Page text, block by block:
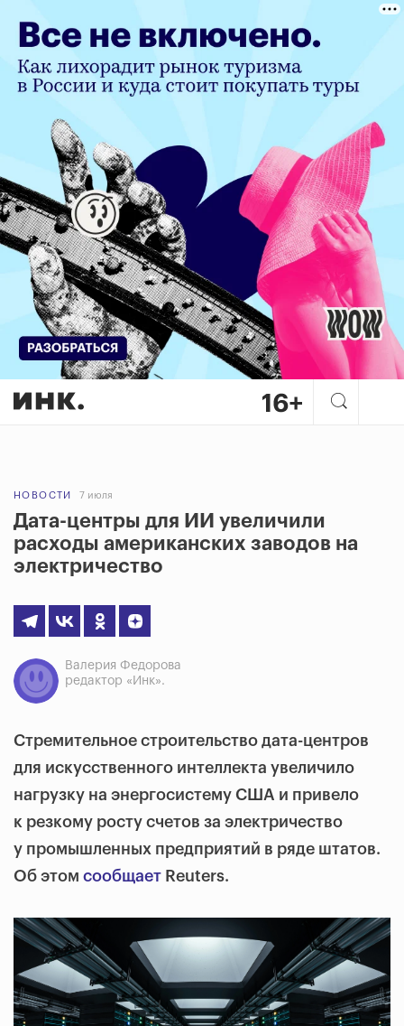
НОВОСТИ 7 июля
Дата-центры для ИИ увеличили
расходы американских заводов на
электричество
Валерия Федорова
редактор «Инк».
Стремительное строительство дата-центров
для искусственного интеллекта увеличило
нагрузку на энергосистему США и привело
к резкому росту счетов за электричество
у промышленных предприятий в ряде штатов.
Об этом сообщает Reuters.